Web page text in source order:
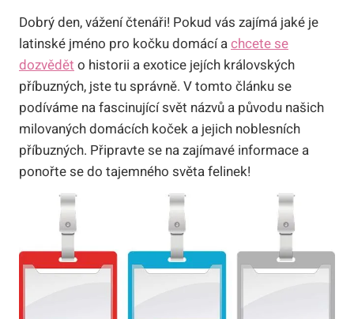
Dobrý den, vážení čtenáři! Pokud vás zajímá jaké je
latinské jméno pro kočku domácí achcete se
dozvědět o historii a exotice jejích královských
příbuzných, jste tu správně. V tomto článku se
podíváme na fascinující svět názvů a původu našich
milovaných domácích koček a jejich noblesních
příbuzných. Připravte se na zajímavé informace a
ponořte se do tajemného světa felinek!